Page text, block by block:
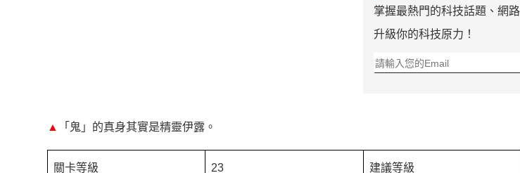
掌握最熱門的科技話題、網路
升級你的科技原力！
▲ 「鬼」的真身其實是精靈伊露。
關卡等級 23 建議等級